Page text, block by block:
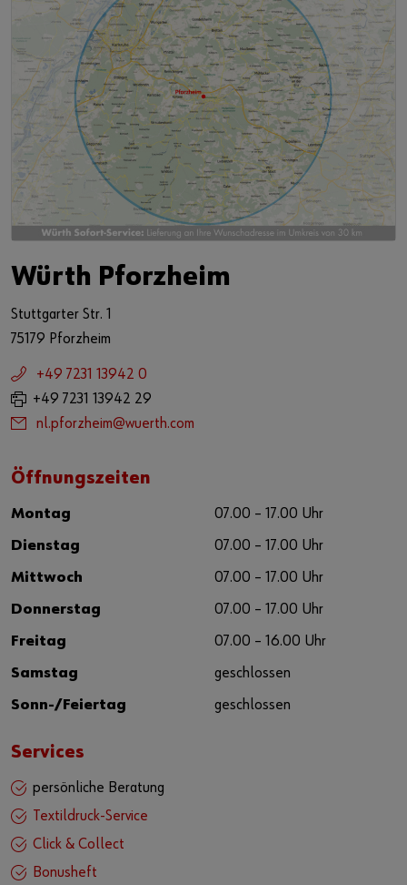
Würth Pforzheim
Stuttgarter Str. 1
75179 Pforzheim
+49 7231 13942 0
+49 7231 13942 29
nl.pforzheim@wuerth.com
Öffnungszeiten
Montag 07.00 – 17.00 Uhr
Dienstag 07.00 – 17.00 Uhr
Mittwoch 07.00 – 17.00 Uhr
Donnerstag 07.00 – 17.00 Uhr
Freitag 07.00 – 16.00 Uhr
Samstag geschlossen
Sonn-/Feiertag geschlossen
Services
persönliche Beratung
Textildruck-Service
Click & Collect
Bonusheft